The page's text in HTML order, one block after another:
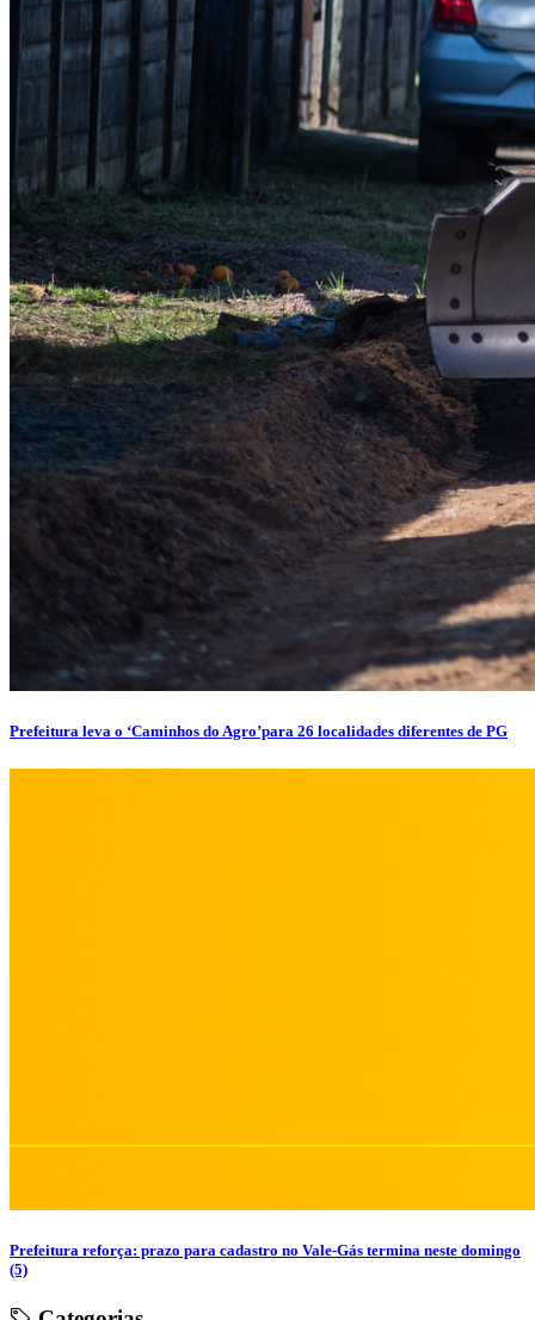
Prefeitura leva o ‘Caminhos do Agro’para 26 localidades diferentes de PG
Prefeitura reforça: prazo para cadastro no Vale-Gás termina neste domingo
(5)